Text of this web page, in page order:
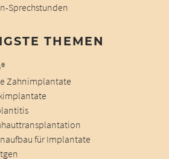
Sprechstunden
THEMEN
Zahnimplantate
für Implantate